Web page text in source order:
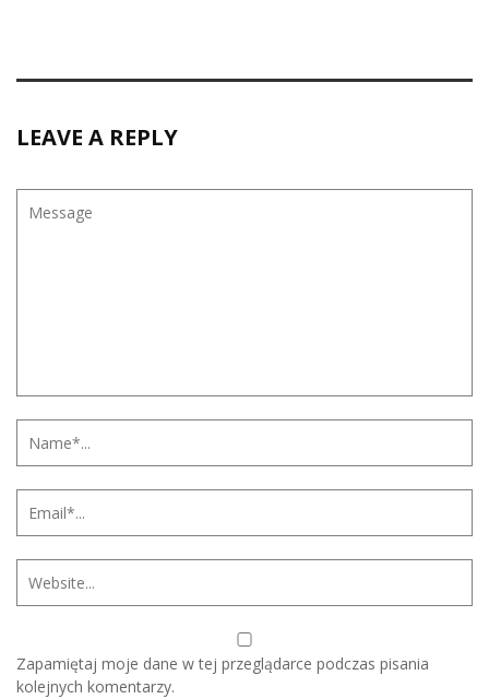
LEAVE A REPLY
Zapamiętaj moje dane w tej przeglądarce podczas pisania
kolejnych komentarzy.